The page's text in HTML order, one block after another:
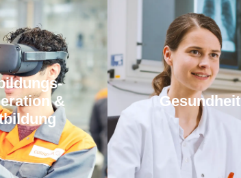
&
Gesundheit